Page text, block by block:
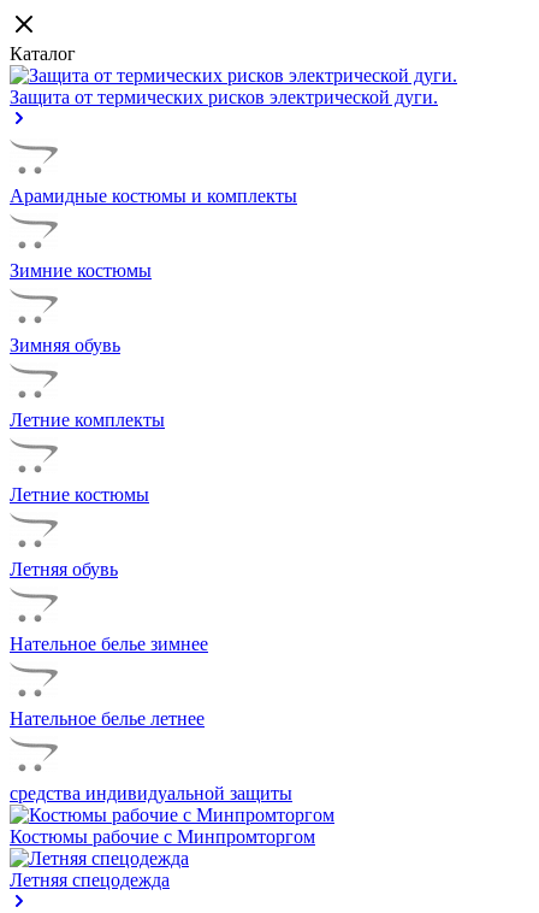
Каталог
Защита от термических рисков электрической дуги.
Арамидные костюмы и комплекты
Зимние костюмы
Зимняя обувь
Летние комплекты
Летние костюмы
Летняя обувь
Нательное белье зимнее
Нательное белье летнее
средства индивидуальной защиты
Костюмы рабочие с Минпромторгом
Летняя спецодежда